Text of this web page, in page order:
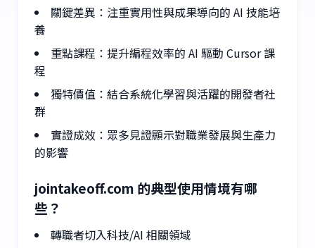
關鍵差異：注重實用性與成果導向的 AI 技能培
養
重點課程：提升編程效率的 AI 驅動 Cursor 課
程
獨特價值：結合系統化學習與活躍的開發者社
群
實證成效：眾多見證顯示對職業發展與生產力
的影響
jointakeoff.com 的典型使用情境有哪
些？
轉職者切入科技/AI 相關領域